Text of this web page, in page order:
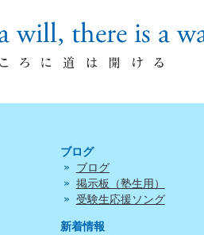
ブログ
ブログ
掲示板（塾生用）
受験生応援ソング
新着情報